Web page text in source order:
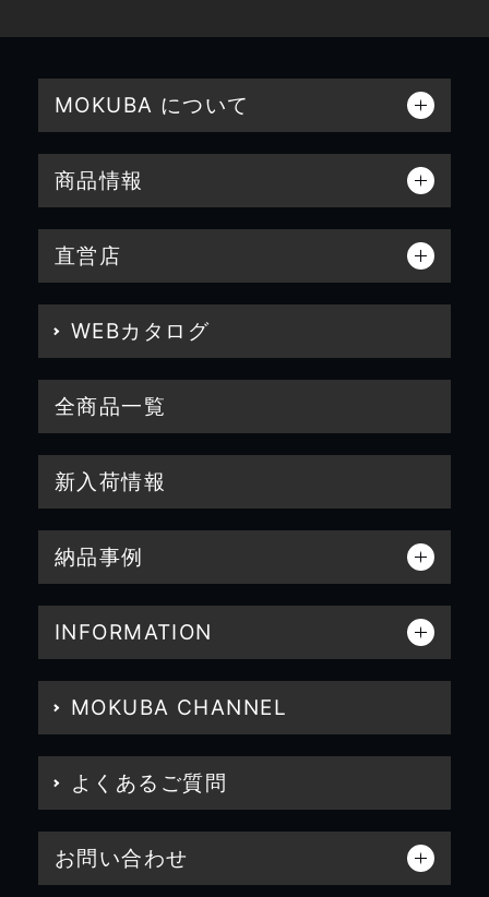
MOKUBA について
商品情報
直営店
WEBカタログ
全商品一覧
新入荷情報
納品事例
INFORMATION
MOKUBA CHANNEL
よくあるご質問
お問い合わせ